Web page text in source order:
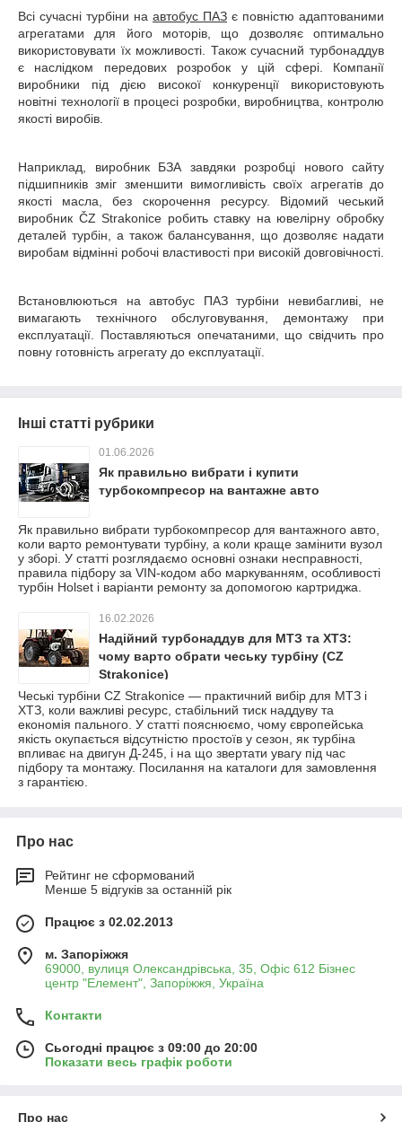
Всі сучасні турбіни на автобус ПАЗ є повністю адаптованими
агрегатами для його моторів, що дозволяє оптимально
використовувати їх можливості. Також сучасний турбонаддув
є наслідком передових розробок у цій сфері. Компанії
виробники під дією високої конкуренції використовують
новітні технології в процесі розробки, виробництва, контролю
якості виробів.
Наприклад, виробник БЗА завдяки розробці нового сайту
підшипників зміг зменшити вимогливість своїх агрегатів до
якості масла, без скорочення ресурсу. Відомий чеський
виробник ČZ Strakonice робить ставку на ювелірну обробку
деталей турбін, а також балансування, що дозволяє надати
виробам відмінні робочі властивості при високій довговічності.
Встановлюються на автобус ПАЗ турбіни невибагливі, не
вимагають технічного обслуговування, демонтажу при
експлуатації. Поставляються опечатаними, що свідчить про
повну готовність агрегату до експлуатації.
Інші статті рубрики
01.06.2026
Як правильно вибрати і купити
турбокомпресор на вантажне авто
Як правильно вибрати турбокомпресор для вантажного авто,
коли варто ремонтувати турбіну, а коли краще замінити вузол
у зборі. У статті розглядаємо основні ознаки несправності,
правила підбору за VIN-кодом або маркуванням, особливості
турбін Holset і варіанти ремонту за допомогою картриджа.
16.02.2026
Надійний турбонаддув для МТЗ та ХТЗ:
чому варто обрати чеську турбіну (CZ
Strakonice)
Чеські турбіни CZ Strakonice — практичний вибір для МТЗ і
ХТЗ, коли важливі ресурс, стабільний тиск наддуву та
економія пального. У статті пояснюємо, чому європейська
якість окупається відсутністю простоїв у сезон, як турбіна
впливає на двигун Д-245, і на що звертати увагу під час
підбору та монтажу. Посилання на каталоги для замовлення
з гарантією.
Про нас
Рейтинг не сформований
Менше 5 відгуків за останній рік
Працює з 02.02.2013
м. Запоріжжя
69000, вулиця Олександрівська, 35, Офіс 612 Бізнес
центр "Елемент", Запоріжжя, Україна
Контакти
Сьогодні працює з 09:00 до 20:00
Показати весь графік роботи
Про нас